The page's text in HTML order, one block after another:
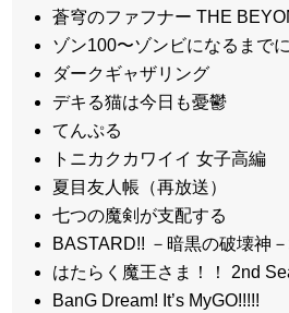
蒼穹のファフナー THE
ゾン100〜ゾンビになるまで
ダークギャザリング
デキる猫は今日も憂鬱
てんぷる
トニカクカワイイ 女子高編
夏目友人帳（再放送）
七つの魔剣が支配する
BASTARD!! －暗黒の破壊神
はたらく魔王さま！！ 2nd
BanG Dream! It’s MyGO!!!!!